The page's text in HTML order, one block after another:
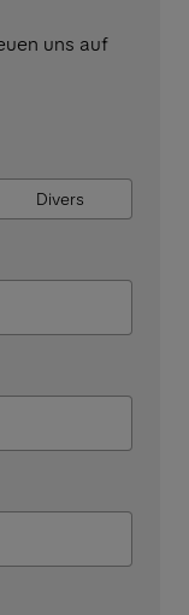
uns auf
Divers